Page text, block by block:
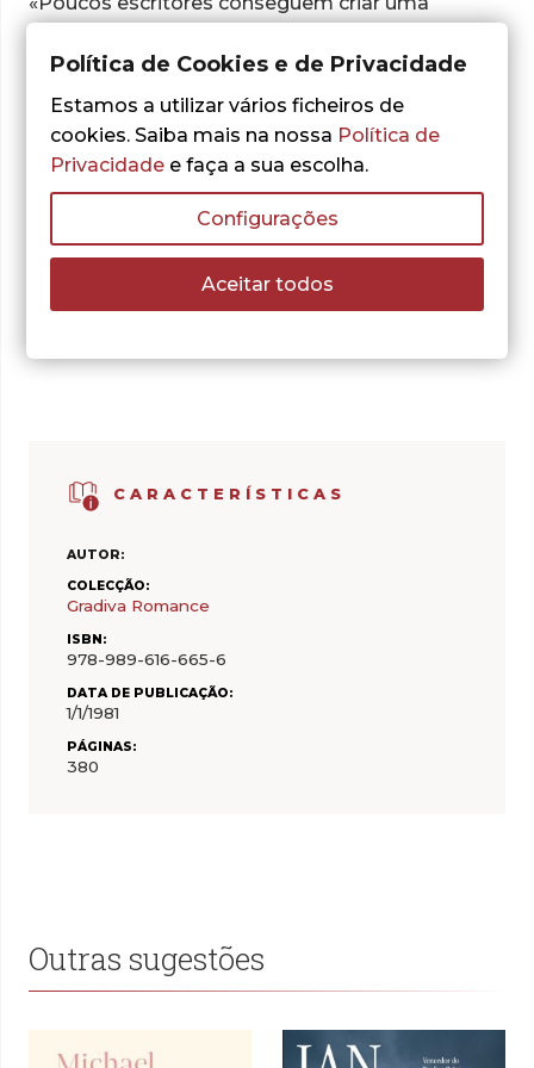
CARACTERÍSTICAS
AUTOR:
COLECÇÃO:
Gradiva Romance
ISBN:
978-989-616-665-6
DATA DE PUBLICAÇÃO:
1/1/1981
PÁGINAS:
380
história com tanta alma. Um romance notável.»
Sebastian Junger
Outras sugestões
Política de Cookies e de Privacidade
Estamos a utilizar vários ficheiros de
cookies. Saiba mais na nossa Política de
Privacidade e faça a sua escolha.
Configurações
Aceitar todos